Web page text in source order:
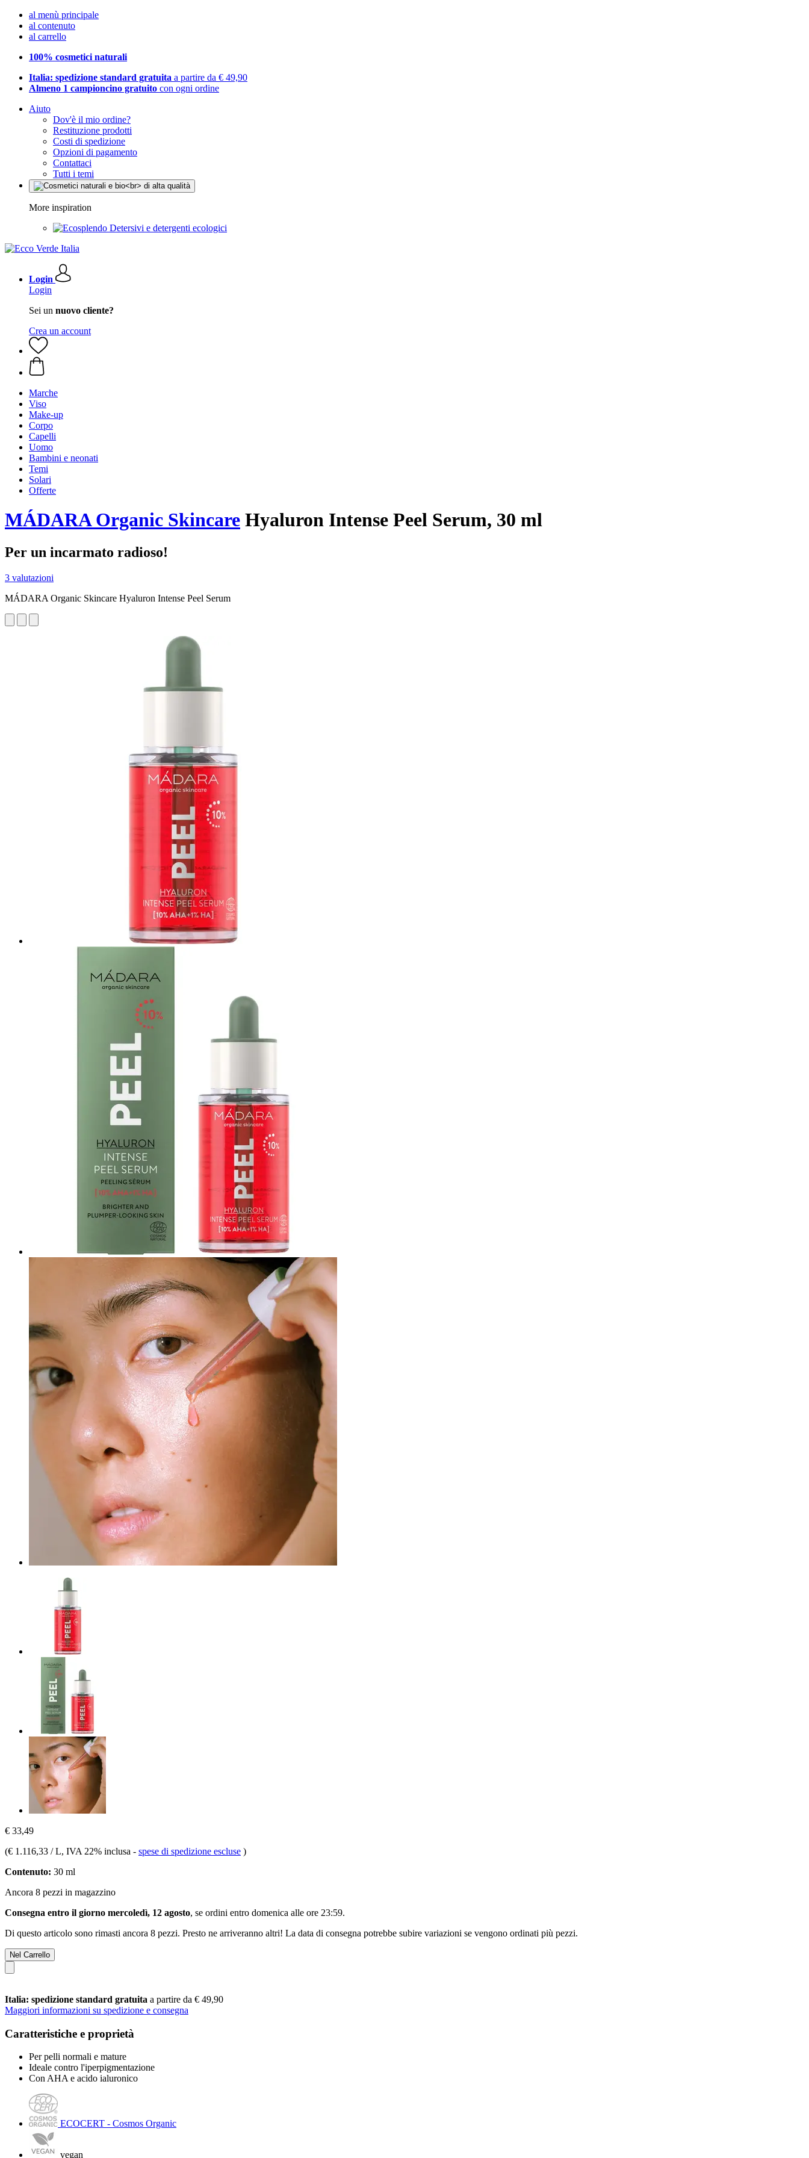
al menù principale
al contenuto
al carrello
100% cosmetici naturali
Italia: spedizione standard gratuita a partire da € 49,90
Almeno 1 campioncino gratuito con ogni ordine
Aiuto
Dov'è il mio ordine?
Restituzione prodotti
Costi di spedizione
Opzioni di pagamento
Contattaci
Tutti i temi
More inspiration
Detersivi e detergenti ecologici
Login
Login
Sei un nuovo cliente?
Crea un account
Marche
Viso
Make-up
Corpo
Capelli
Uomo
Bambini e neonati
Temi
Solari
Offerte
MÁDARA Organic Skincare Hyaluron Intense Peel Serum, 30 ml
Per un incarmato radioso!
3 valutazioni
MÁDARA Organic Skincare Hyaluron Intense Peel Serum
€ 33,49
(€ 1.116,33 / L, IVA 22% inclusa - spese di spedizione escluse )
Contenuto: 30 ml
Ancora 8 pezzi in magazzino
Consegna entro il giorno mercoledì, 12 agosto, se ordini entro domenica alle ore 23:59.
Di questo articolo sono rimasti ancora 8 pezzi. Presto ne arriveranno altri! La data di consegna potrebbe subire variazioni se vengono ordinati più pezzi.
Nel Carrello
Italia: spedizione standard gratuita a partire da € 49,90
Maggiori informazioni su spedizione e consegna
Caratteristiche e proprietà
Per pelli normali e mature
Ideale contro l'iperpigmentazione
Con AHA e acido ialuronico
ECOCERT - Cosmos Organic
vegan